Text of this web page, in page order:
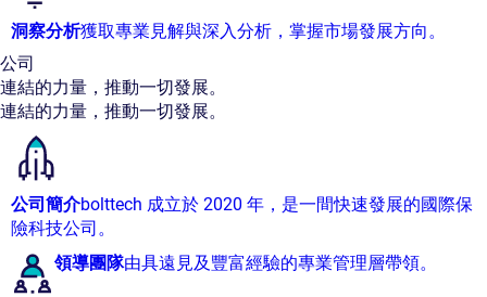
洞察分析獲取專業見解與深入分析，掌握市場發展方向。
公司
連結的力量，推動一切發展。
連結的力量，推動一切發展。
公司簡介bolttech 成立於 2020 年，是一間快速發展的國際保
險科技公司。
領導團隊由具遠見及豐富經驗的專業管理層帶領。